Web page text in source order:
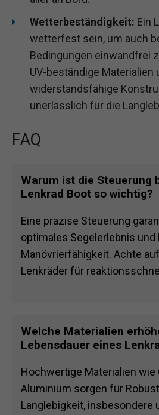
Wetterbeständigkeit: Ein
wetterfest sein, um auch
Bedingungen einwandfrei
UV-beständige Materialien
widerstandsfähige
unerlässlich für die
FAQ
Warum ist die Steuerung
Lenkrad Boot so wichtig?
Eine präzise Steuerung
optimales Segelerlebnis und
Manövrierfähigkeit. Achte
Lenkräder für
Welche Materialien
Lebensdauer eines
Hochwertige Materialien wie
Aluminium sorgen für
Langlebigkeit, insbesondere